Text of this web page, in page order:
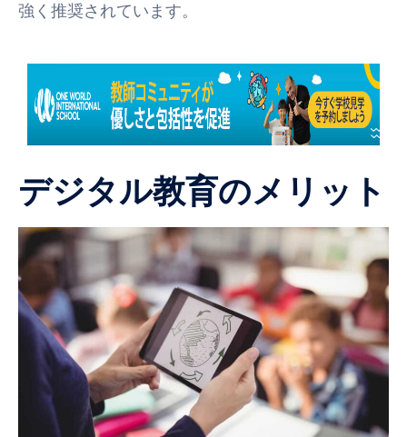
強く推奨されています。
デジタル教育のメリット